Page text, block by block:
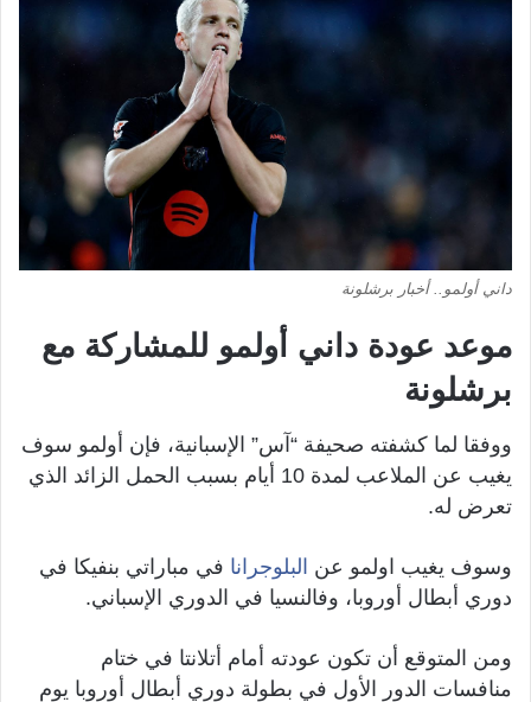
داني أولمو.. أخبار برشلونة
موعد عودة داني أولمو للمشاركة مع
برشلونة
ووفقا لما كشفته صحيفة “آس” الإسبانية، فإن أولمو سوف
يغيب عن الملاعب لمدة 10 أيام بسبب الحمل الزائد الذي
تعرض له.
وسوف يغيب اولمو عن البلوجرانا في مباراتي بنفيكا في
دوري أبطال أوروبا، وفالنسيا في الدوري الإسباني.
ومن المتوقع أن تكون عودته أمام أتلانتا في ختام
منافسات الدور الأول في بطولة دوري أبطال أوروبا يوم